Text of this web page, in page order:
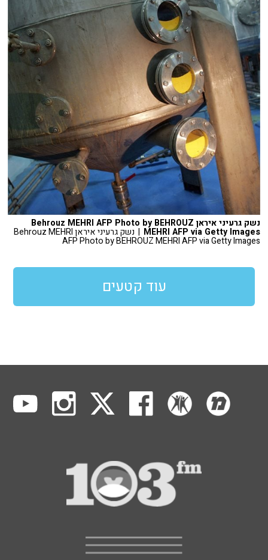
נשק גרעיני איראן Behrouz MEHRI AFP Photo by BEHROUZ
MEHRI AFP via Getty Images | נשק גרעיני איראן Behrouz MEHRI
AFP Photo by BEHROUZ MEHRI AFP via Getty Images
עוד קטעים